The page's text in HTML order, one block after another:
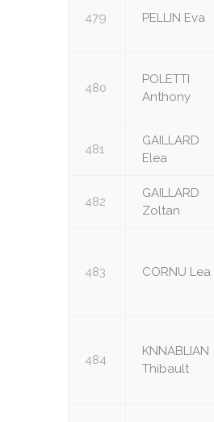
479 PELLIN Eva
480
POLETTI
Anthony
481
GAILLARD
Elea
482
GAILLARD
Zoltan
483 CORNU Lea
484
KNNABLIAN
Thibault